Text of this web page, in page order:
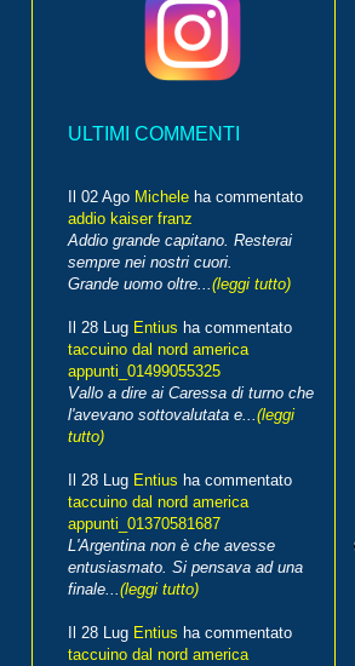
ULTIMI COMMENTI
Il 02 Ago Michele ha commentato
addio kaiser franz
Addio grande capitano. Resterai
sempre nei nostri cuori.
Grande uomo oltre...(leggi tutto)
Il 28 Lug Entius ha commentato
taccuino dal nord america
appunti_01499055325
Vallo a dire ai Caressa di turno che
l'avevano sottovalutata e...(leggi
tutto)
Il 28 Lug Entius ha commentato
taccuino dal nord america
appunti_01370581687
L'Argentina non è che avesse
entusiasmato. Si pensava ad una
finale...(leggi tutto)
Il 28 Lug Entius ha commentato
taccuino dal nord america